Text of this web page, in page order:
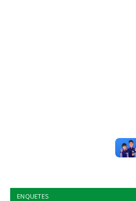
ENQUETES